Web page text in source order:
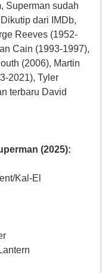
Superman sudah
dari IMDb,
Reeves (1952-
Cain (1993-1997),
(2006), Martin
2021), Tyler
terbaru David
(2025):
Kal-El